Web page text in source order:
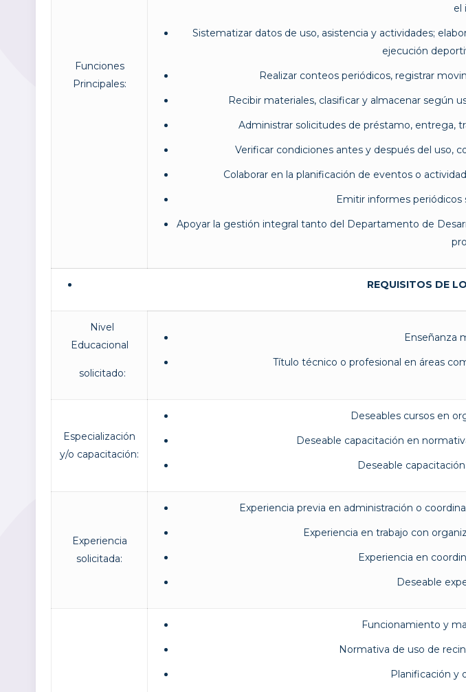
Funciones
Principales:
el
Sistematizar datos de uso, asistencia y actividades;
ejecución
Realizar conteos periódicos, registrar
Recibir materiales, clasificar y almacenar según
Administrar solicitudes de préstamo, entrega,
Verificar condiciones antes y después del uso,
Colaborar en la planificación de eventos o
Emitir informes periódicos
Apoyar la gestión integral tanto del Departamento de
REQUISITOS DE
Nivel
Educacional
solicitado:
Enseñanza
Título técnico o profesional en áreas
Especialización
y/o capacitación:
Deseables cursos en
Deseable capacitación en
Deseable
Experiencia
solicitada:
Experiencia previa en administración o
Experiencia en trabajo con
Experiencia en
Deseable
Funcionamiento y
Normativa de uso de
Planificación y